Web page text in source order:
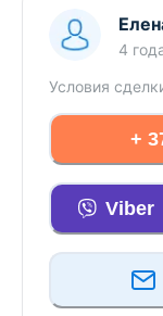
4
Условия
+
Viber